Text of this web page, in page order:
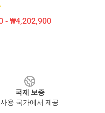
- ₩4,202,900
국제 보증
사용 국가에서 제공